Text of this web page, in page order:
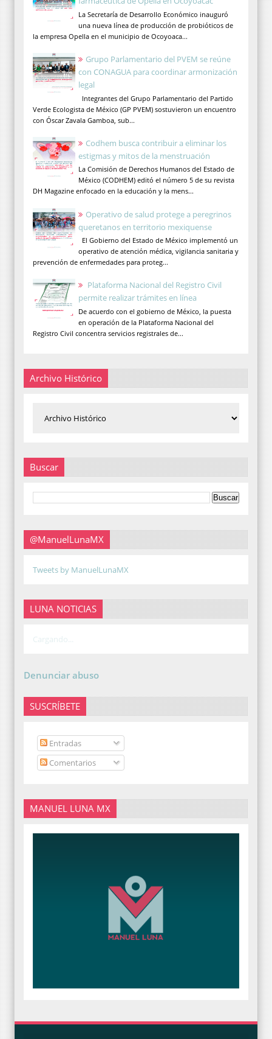
La Secretaría de Desarrollo Económico inauguró
una nueva línea de producción de probióticos de
la empresa Opella en el municipio de Ocoyoaca...
Grupo Parlamentario del PVEM se reúne
con CONAGUA para coordinar armonización
legal
Integrantes del Grupo Parlamentario del Partido
Verde Ecologista de México (GP PVEM) sostuvieron un encuentro
con Óscar Zavala Gamboa, sub...
Codhem busca contribuir a eliminar los
estigmas y mitos de la menstruación
La Comisión de Derechos Humanos del Estado de
México (CODHEM) editó el número 5 de su revista
DH Magazine enfocado en la educación y la mens...
Operativo de salud protege a peregrinos
queretanos en territorio mexiquense
El Gobierno del Estado de México implementó un
operativo de atención médica, vigilancia sanitaria y
prevención de enfermedades para proteg...
Plataforma Nacional del Registro Civil
permite realizar trámites en línea
De acuerdo con el gobierno de México, la puesta
en operación de la Plataforma Nacional del
Registro Civil concentra servicios registrales de...
Archivo Histórico
Buscar
@ManuelLunaMX
Tweets by ManuelLunaMX
LUNA NOTICIAS
Cargando...
Denunciar abuso
SUSCRÍBETE
Entradas
Comentarios
MANUEL LUNA MX